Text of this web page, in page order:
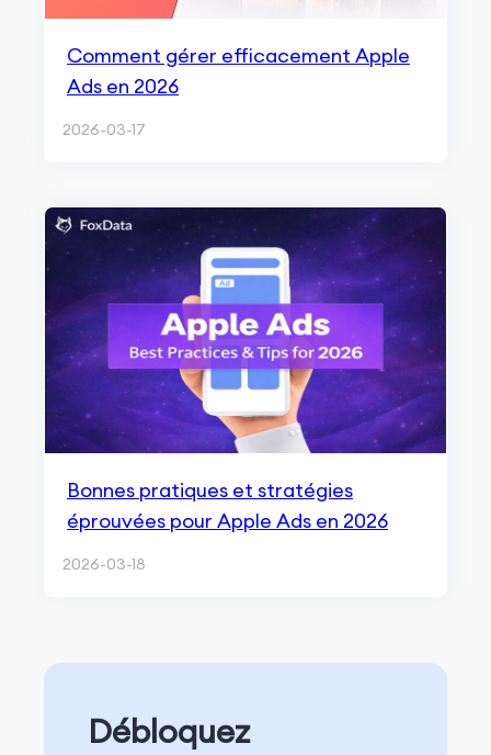
Comment gérer efficacement Apple
Ads en 2026
2026-03-17
Bonnes pratiques et stratégies
éprouvées pour Apple Ads en 2026
2026-03-18
Débloquez